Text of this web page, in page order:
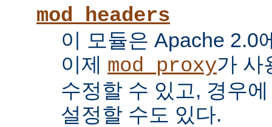
mod_headers
이 모듈은 Apache 2.0
이제 mod_proxy가 사
수정할 수 있고, 경우
설정할 수도 있다.